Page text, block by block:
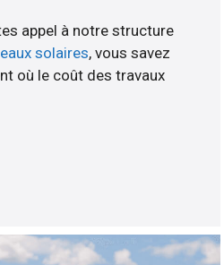
appel à notre structure
solaires, vous savez
où le coût des travaux